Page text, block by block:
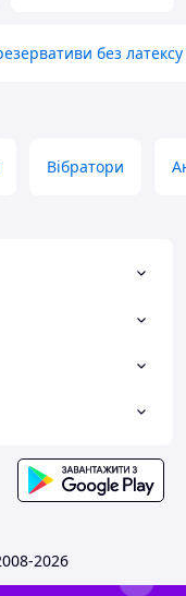
без латексу
Вібратори
2026